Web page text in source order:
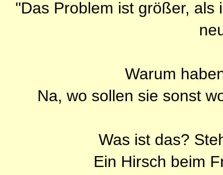
"Das Problem ist größer,
Warum
Na, wo sollen sie sonst
Was ist das?
Ein Hirsch beim